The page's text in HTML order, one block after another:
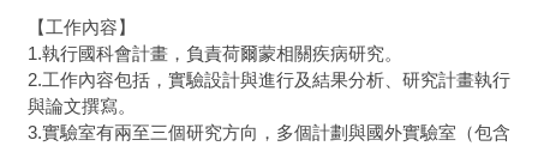
【工作內容】
1.執行國科會計畫，負責荷爾蒙相關疾病研究。
2.工作內容包括，實驗設計與進行及結果分析、研究計畫執行
與論文撰寫。
3.實驗室有兩至三個研究方向，多個計劃與國外實驗室（包含